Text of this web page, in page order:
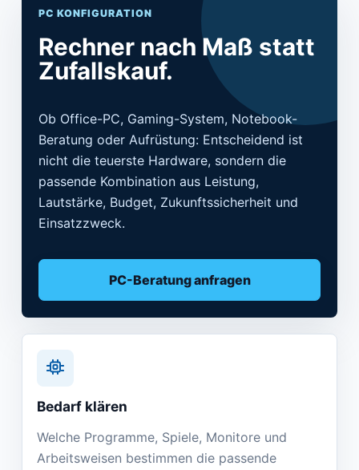
PC KONFIGURATION
Rechner nach Maß statt
Zufallskauf.
Ob Office-PC, Gaming-System, Notebook-
Beratung oder Aufrüstung: Entscheidend ist
nicht die teuerste Hardware, sondern die
passende Kombination aus Leistung,
Lautstärke, Budget, Zukunftssicherheit und
Einsatzzweck.
PC-Beratung anfragen
Bedarf klären
Welche Programme, Spiele, Monitore und
Arbeitsweisen bestimmen die passende